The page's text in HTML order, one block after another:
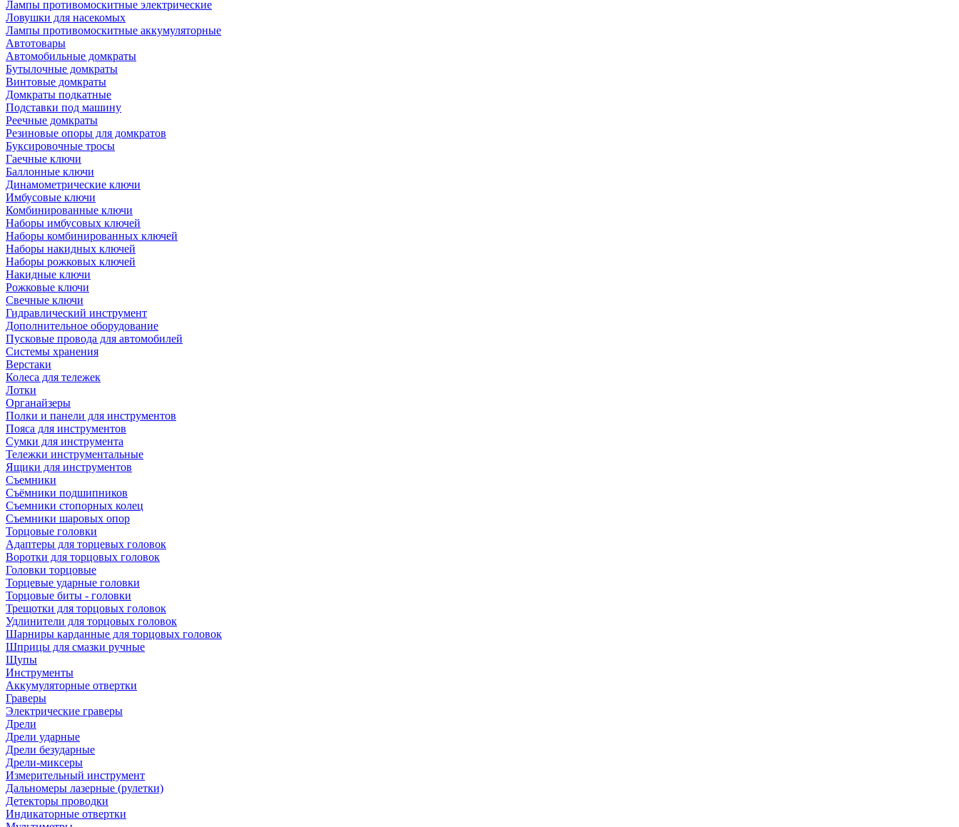
Лампы противомоскитные электрические
Ловушки для насекомых
Лампы противомоскитные аккумуляторные
Автотовары
Автомобильные домкраты
Бутылочные домкраты
Винтовые домкраты
Домкраты подкатные
Подставки под машину
Реечные домкраты
Резиновые опоры для домкратов
Буксировочные тросы
Гаечные ключи
Баллонные ключи
Динамометрические ключи
Имбусовые ключи
Комбинированные ключи
Наборы имбусовых ключей
Наборы комбинированных ключей
Наборы накидных ключей
Наборы рожковых ключей
Накидные ключи
Рожковые ключи
Свечные ключи
Гидравлический инструмент
Дополнительное оборудование
Пусковые провода для автомобилей
Системы хранения
Верстаки
Колеса для тележек
Лотки
Органайзеры
Полки и панели для инструментов
Пояса для инструментов
Сумки для инструмента
Тележки инструментальные
Ящики для инструментов
Съемники
Съёмники подшипников
Съемники стопорных колец
Съемники шаровых опор
Торцовые головки
Адаптеры для торцевых головок
Воротки для торцовых головок
Головки торцовые
Торцевые ударные головки
Торцовые биты - головки
Трещотки для торцовых головок
Удлинители для торцовых головок
Шарниры карданные для торцовых головок
Шприцы для смазки ручные
Щупы
Инструменты
Аккумуляторные отвертки
Граверы
Электрические граверы
Дрели
Дрели ударные
Дрели безударные
Дрели-миксеры
Измерительный инструмент
Дальномеры лазерные (рулетки)
Детекторы проводки
Индикаторные отвертки